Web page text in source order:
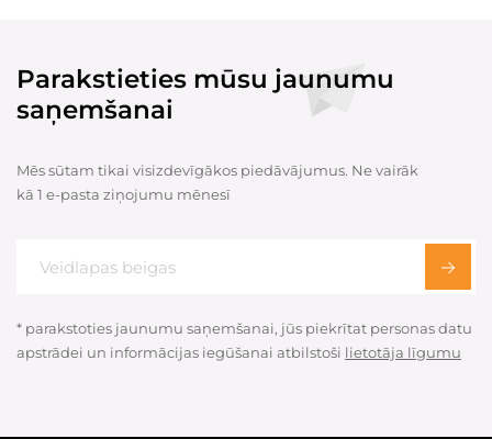
Parakstieties mūsu jaunumu
saņemšanai
Mēs sūtam tikai visizdevīgākos piedāvājumus. Ne vairāk
kā 1 e-pasta ziņojumu mēnesī
* parakstoties jaunumu saņemšanai, jūs piekrītat personas datu
apstrādei un informācijas iegūšanai atbilstoši lietotāja līgumu